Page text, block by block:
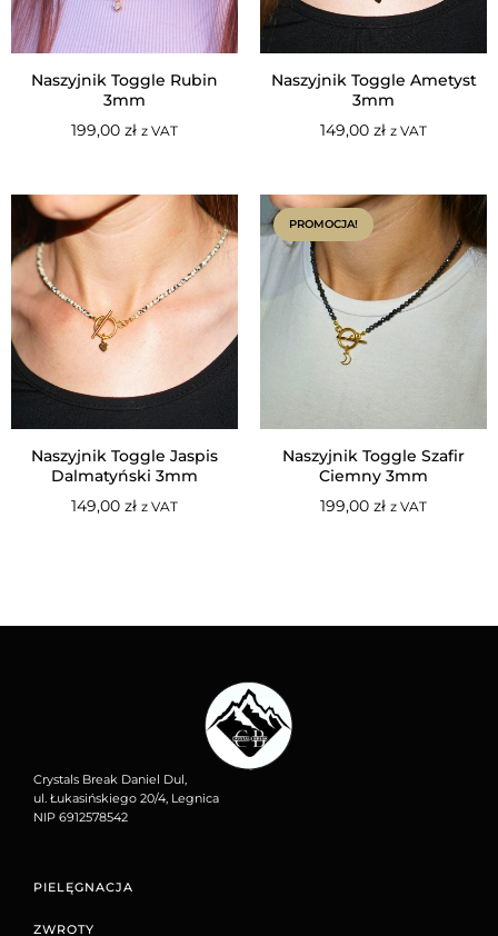
Naszyjnik Toggle Rubin
3mm
199,00 zł z VAT
Naszyjnik Toggle Ametyst
3mm
149,00 zł z VAT
Naszyjnik Toggle Jaspis
Dalmatyński 3mm
149,00 zł z VAT
PROMOCJA!
Naszyjnik Toggle Szafir
Ciemny 3mm
199,00 zł z VAT
Crystals Break Daniel Dul,
ul. Łukasińskiego 20/4, Legnica
NIP 6912578542
PIELĘGNACJA
ZWROTY